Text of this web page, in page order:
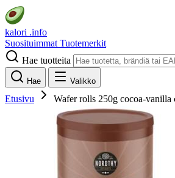
kalori .info
Suosituimmat Tuotemerkit
Hae tuotteita
Hae Valikko
Etusivu Wafer rolls 250g cocoa-vanilla